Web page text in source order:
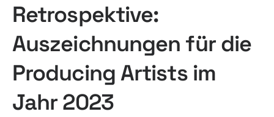
Retrospektive:
Auszeichnungen für die
Producing Artists im
Jahr 2023